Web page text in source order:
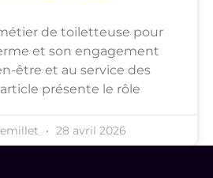
de toiletteuse pour
et son engagement
être et au service des
présente le rôle
28 avril 2026